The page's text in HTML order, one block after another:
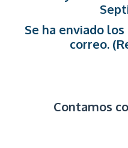
Se ha enviado
correo.
Contamos